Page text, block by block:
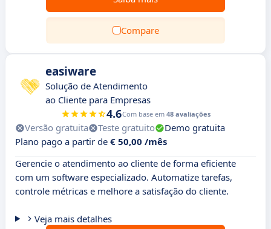
Compare
easiware
Solução de Atendimento
ao Cliente para Empresas
4.6Com base em 48 avaliações
Versão gratuita Teste gratuito
Demo gratuita
Plano pago a partir de € 50,00 /mês
Gerencie o atendimento ao cliente de forma eficiente
com um software especializado. Automatize tarefas,
controle métricas e melhore a satisfação do cliente.
Veja mais detalhes